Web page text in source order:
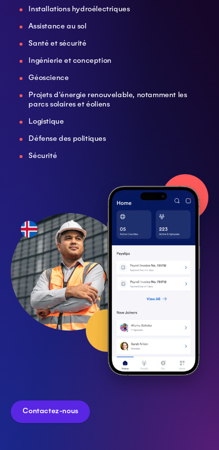
Installations hydroélectriques
Assistance au sol
Santé et sécurité
Ingénierie et conception
Géoscience
Projets d'énergie renouvelable, notamment les
parcs solaires et éoliens
Logistique
Défense des politiques
Sécurité
Contactez-nous